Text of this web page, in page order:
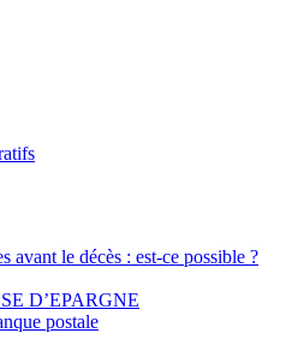
avant le décès : est-ce possible ?
D’EPARGNE
postale